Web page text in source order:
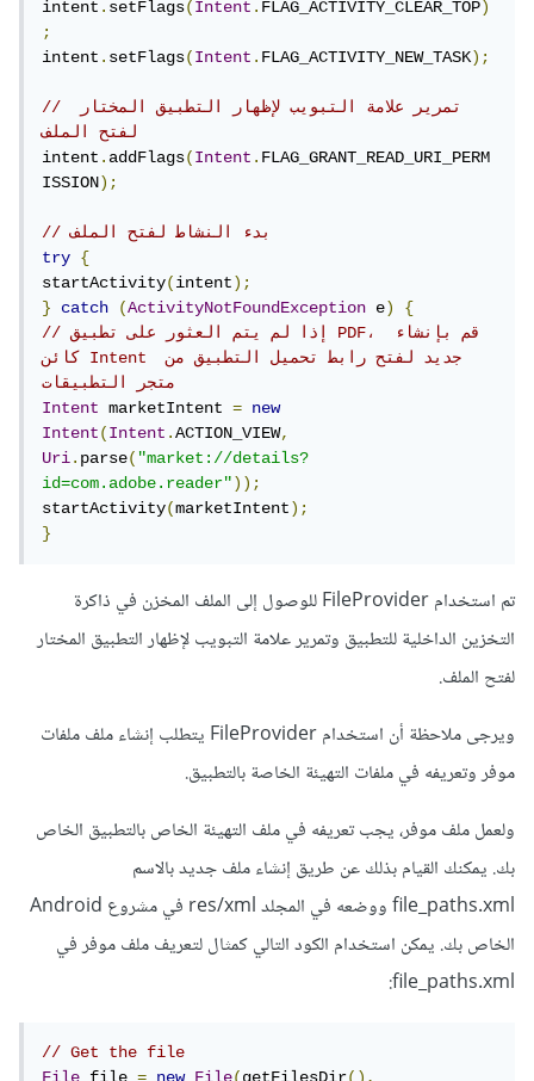
pdfIntent.setType("application/pdf");
// تحديد الملف المراد فتحه
File(filePath)));
// تحديد عنوان النشاط
pdfIntent
pdfIntent.setFlags (Intent
_TASK
try {
    startActivity
(pdfIntent);
}
catch ( ActivityNotFoundException e)
{
// إذا لم يتم العثور على تطبيق PDF، قم
بإنشاء كائن Intent جديد لفتح رابط تحميل
التطبيق من متجر التطبيقات
Intent marketIntent =
Intent(Intent.ACTION_VIEW
Uri.parse("market://details?
في المثال أعلاه، يتم إنشاء Intent جديد يحتوي على رابط تنزيل
لتطبيق PDF المستخدم على جهاز المستخدم.
intent.setFlags(Intent.FLAG_ACTIVITY_CLEAR_TOP)
;
intent.setFlags(Intent.FLAG_ACTIVITY_NEW_TASK);
// تمرير علامة التبويب لإظهار التطبيق المختار
لفتح الملف
intent.addFlags(Intent.FLAG_GRANT_READ_URI_PERM
ISSION);
// بدء النشاط لفتح الملف
try
{
startActivity(intent);
}
catch (ActivityNotFoundException e)
{
// إذا لم يتم العثور على تطبيق PDF، قم بإنشاء
كائن Intent جديد لفتح رابط تحميل التطبيق من
متجر التطبيقات
Intent marketIntent =
new
Intent(Intent.ACTION_VIEW,
Uri.parse("market://details?
id=com.adobe.reader"));
startActivity(marketIntent);
}
تم استخدام FileProvider للوصول إلى الملف المخزن في ذاكرة
التخزين الداخلية للتطبيق وتمرير علامة التبويب لإظهار التطبيق المختار
لفتح الملف.
ويرجى ملاحظة أن استخدام FileProvider يتطلب إنشاء ملف ملفات
موفر وتعريفه في ملفات التهيئة الخاصة بالتطبيق.
ولعمل ملف موفر، يجب تعريفه في ملف التهيئة الخاص بالتطبيق الخاص
بك. يمكنك القيام بذلك عن طريق إنشاء ملف جديد بالاسم
file_paths.xml ووضعه في المجلد res/xml في مشروع Android
الخاص بك. يمكن استخدام الكود التالي كمثال لتعريف ملف موفر في
file_paths.xml:
// Get the file